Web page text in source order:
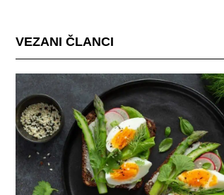
VEZANI ČLANCI